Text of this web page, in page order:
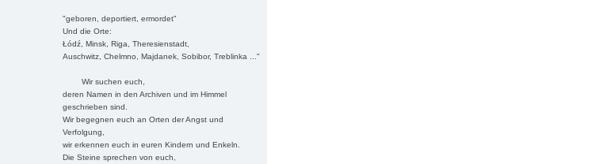
"geboren, deportiert, ermordet"
Und die Orte:
Łódź, Minsk, Riga, Theresienstadt,
Auschwitz, Chelmno, Majdanek, Sobibor, Treblinka ..."
Wir suchen euch,
deren Namen in den Archiven und im Himmel
geschrieben sind.
Wir begegnen euch an Orten der Angst und
Verfolgung,
wir erkennen euch in euren Kindern und Enkeln.
Die Steine sprechen von euch,